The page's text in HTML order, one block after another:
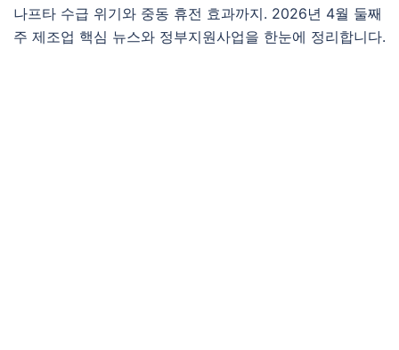
나프타 수급 위기와 중동 휴전 효과까지. 2026년 4월 둘째
주 제조업 핵심 뉴스와 정부지원사업을 한눈에 정리합니다.